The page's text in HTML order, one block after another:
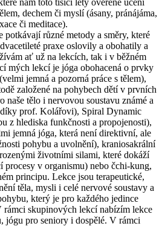
nám toto tisíci lety ověřené učení
dechem či myslí (ásany, pránájáma,
či meditace).
potkávají různé metody a směry, které
praxe oslovily a obohatily a
ať už na lekcích, tak i v běžném
mých lekcí je jóga obohacená o prvky
jemná a pozorná práce s tělem),
založené na pohybech dětí v prvních
naše tělo i nervovou soustavu známé a
díky prof. Kolářovi), Spiral Dynamic
z hlediska funkčnosti a propojenosti),
jemná jóga, která není direktivní, ale
pohybu a uvolnění), kraniosakrální
životními silami, které dokáží
procesy v organismu) nebo čchi-kung,
principu. Lekce jsou terapeutické,
těla, mysli i celé nervové soustavy a
který je pro každého jedince
rámci skupinových lekcí nabízím lekce
jógu pro seniory i dospělé. V rámci